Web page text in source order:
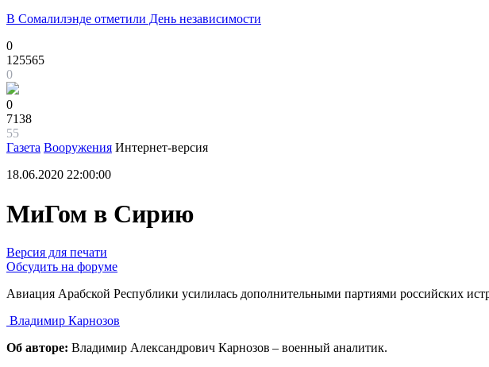
В Сомалилэнде отметили День независимости
0
125565
0
0
7138
55
Газета Вооружения Интернет-версия
18.06.2020 22:00:00
МиГом в Сирию
Версия для печати
Обсудить на форуме
Авиация Арабской Республики усилилась дополнительными партиями российских
Владимир Карнозов
Об авторе: Владимир Александрович Карнозов – военный аналитик.